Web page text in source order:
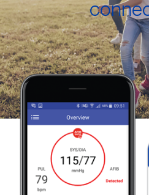
Technologieën
Health Magazine
Support
Over Microlife